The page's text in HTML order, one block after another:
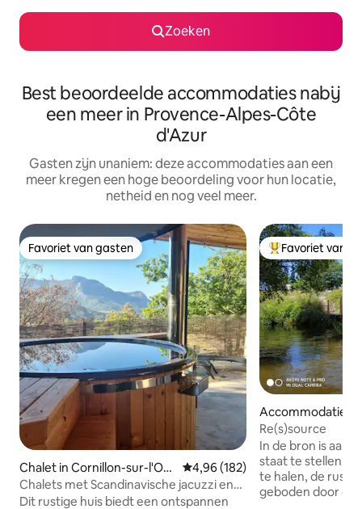
Zoeken
Best beoordeelde accommodaties nabij
een meer in Provence-Alpes-Côte
d'Azur
Gasten zijn unaniem: deze accommodaties aan een
meer kregen een hoge beoordeling voor hun locatie,
netheid en nog veel meer.
Favoriet van gasten
Favoriet van gasten
Chalet in Cornillon-sur-l'Oul
e
Gemiddelde beoordeling van
4,96 (182)
Chalets met Scandinavische jacuzzi en
uitzicht op de vallei
Dit rustige huis biedt een ontspannen
Topfavoriet van
Favoriet van
Accommodatie in
bon-sur-Lignon
Re(s)source
In de bron is aan
staat te stellen
te halen, de rust
geboden door